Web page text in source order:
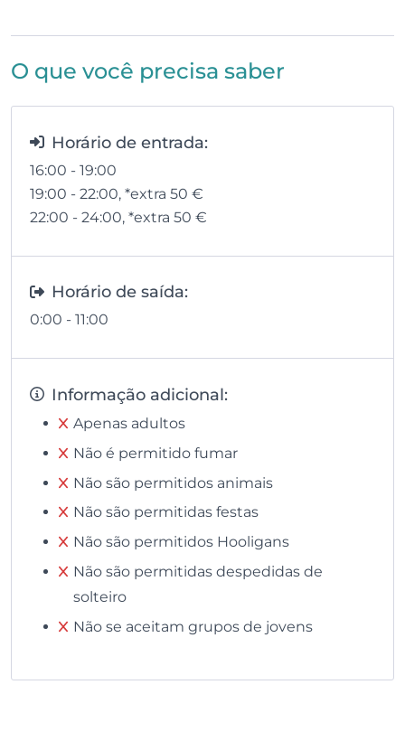
O que você precisa saber
Horário de entrada:
16:00 - 19:00
19:00 - 22:00, *extra 50 €
22:00 - 24:00, *extra 50 €
Horário de saída:
0:00 - 11:00
Informação adicional:
Apenas adultos
Não é permitido fumar
Não são permitidos animais
Não são permitidas festas
Não são permitidos Hooligans
Não são permitidas despedidas de
solteiro
Não se aceitam grupos de jovens